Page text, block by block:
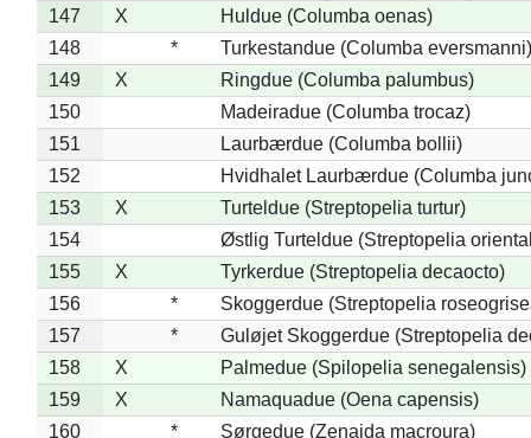
147
X
Huldue (Columba oenas)
148
*
Turkestandue (Columba eversmanni)
149
X
Ringdue (Columba palumbus)
150
Madeiradue (Columba trocaz)
151
Laurbærdue (Columba bollii)
152
Hvidhalet Laurbærdue (Columba
153
X
Turteldue (Streptopelia turtur)
154
Østlig Turteldue (Streptopelia
155
X
Tyrkerdue (Streptopelia decaocto)
156
*
Skoggerdue (Streptopelia
157
*
Guløjet Skoggerdue (Streptopelia
158
X
Palmedue (Spilopelia senegalensis)
159
X
Namaquadue (Oena capensis)
160
*
Sørgedue (Zenaida macroura)